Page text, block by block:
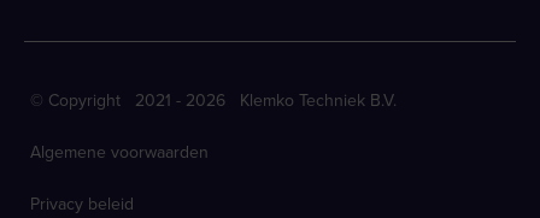
© Copyright 2021 - 2026 Klemko Techniek B.V.
Algemene voorwaarden
Privacy beleid